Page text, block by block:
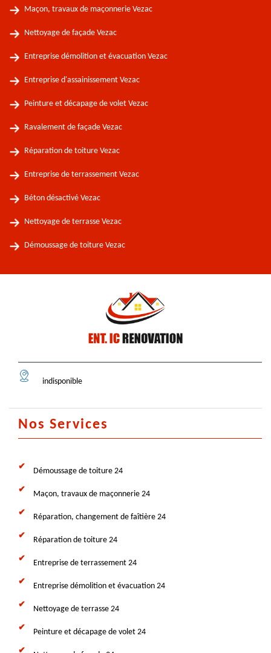
Maçon, travaux de maçonnerie Vezac
Nettoyage de façade Vezac
Entreprise démolition et évacuation Vezac
Entreprise d'assainissement Vezac
Peinture et décapage de volet Vezac
Ravalement de façade Vezac
Réparation de toiture Vezac
Entreprise de terrassement Vezac
Béton désactivé Vezac
Nettoyage de terrasse Vezac
Démoussage de toiture Vezac
indisponible
Nos Services
Démoussage de toiture 24
Maçon, travaux de maçonnerie 24
Réparation, changement de faîtière 24
Réparation de toiture 24
Entreprise de terrassement 24
Entreprise démolition et évacuation 24
Nettoyage de terrasse 24
Peinture et décapage de volet 24